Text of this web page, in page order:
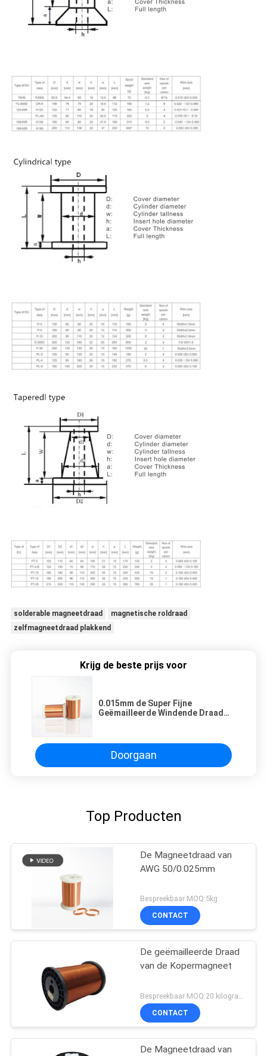
solderable magneetdraad
magnetische roldraad
zelfmagneetdraad plakkend
Krijg de beste prijs voor
0.015mm de Super Fijne
Geëmailleerde Windende Draad
Doorgaan
Top Producten
De Magneetdraad van
AWG 50/0.025mm
Bespreekbaar MOQ:5kg
CONTACT
De geëmailleerde Draad
van de Kopermagneet
Bespreekbaar MOQ:20 kilogram/Kilogram
CONTACT
De Magneetdraad van